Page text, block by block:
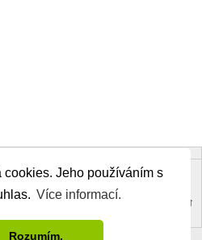
cookies. Jeho používáním s
Více informací.
Rozumím.
byMyThemeShop. Back to Top ↑